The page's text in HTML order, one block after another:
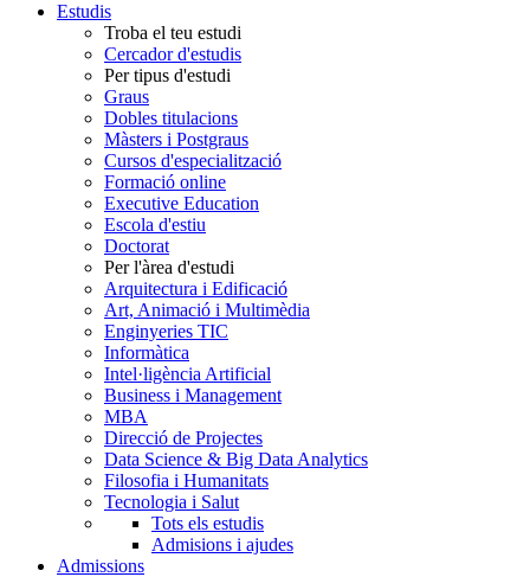
Estudis
Troba el teu estudi
Cercador d'estudis
Per tipus d'estudi
Graus
Dobles titulacions
Màsters i Postgraus
Cursos d'especialització
Formació online
Executive Education
Escola d'estiu
Doctorat
Per l'àrea d'estudi
Arquitectura i Edificació
Art, Animació i Multimèdia
Enginyeries TIC
Informàtica
Intel·ligència Artificial
Business i Management
MBA
Direcció de Projectes
Data Science & Big Data Analytics
Filosofia i Humanitats
Tecnologia i Salut
Tots els estudis
Admisions i ajudes
Admissions